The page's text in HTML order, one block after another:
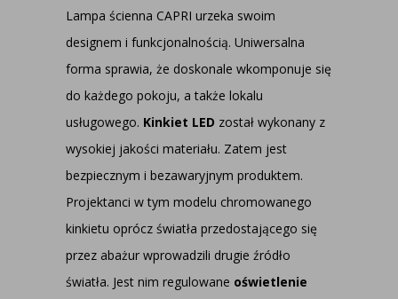
Lampa ścienna CAPRI urzeka swoim
designem i funkcjonalnością. Uniwersalna
forma sprawia, że doskonale wkomponuje się
do każdego pokoju, a także lokalu
usługowego. Kinkiet LED został wykonany z
wysokiej jakości materiału. Zatem jest
bezpiecznym i bezawaryjnym produktem.
Projektanci w tym modelu chromowanego
kinkietu oprócz światła przedostającego się
przez abażur wprowadzili drugie źródło
światła. Jest nim regulowane oświetlenie